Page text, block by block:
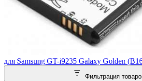
для Samsung GT-i9235 Galaxy Golden
Фильтрация